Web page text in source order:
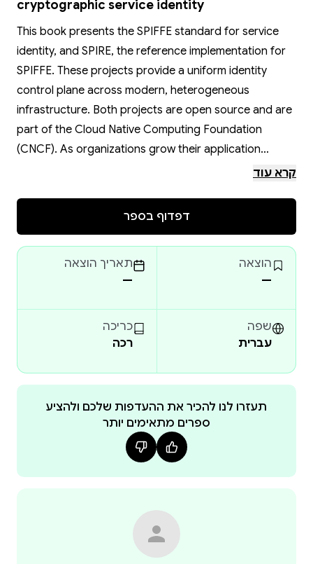
cryptographic service identity
This book presents the SPIFFE standard for service
identity, and SPIRE, the reference implementation for
SPIFFE. These projects provide a uniform identity
control plane across modern, heterogeneous
infrastructure. Both projects are open source and are
part of the Cloud Native Computing Foundation
(CNCF). As organizations grow their application
architectures to make the most of new infrastructure
dozens or hundreds of tightly linked microservices
that may be spread across thousands of virtual
machines in public clouds or private data centers. In
keep systems secure. This book strives to distill the
experience from the foremost experts on SPIFFE and
SPIRE to provide a deep understanding of the identity
problem and how to solve it. With these projects,
developers and operators can build software using
new infrastructure technologies while allowing security
teams to step back from expensive and time
consuming manual security processes.
קרא עוד
דפדוף בספר
הוצאה
—
תאריך הוצאה
—
שפה
עברית
כריכה
רכה
תעזרו לנו להכיר את ההעדפות שלכם ולהציע
ספרים מתאימים יותר